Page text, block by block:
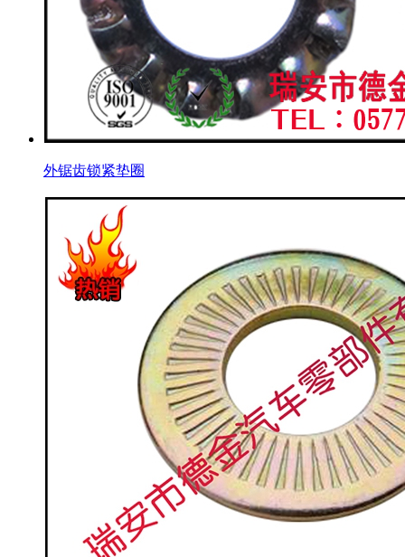
外锯齿锁紧垫圈